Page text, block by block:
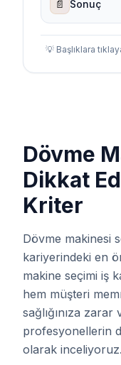
📄 Sonuç
💡 Başlıklara
Dövme
Dikkat
Kriter
Dövme makinesi
kariyerindeki en
makine seçimi iş
hem müşteri
sağlığınıza
profesyonellerin
olarak inceliyoruz.